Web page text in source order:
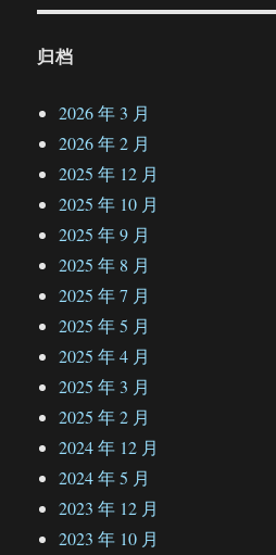
归档
2026 年 3 月
2026 年 2 月
2025 年 12 月
2025 年 10 月
2025 年 9 月
2025 年 8 月
2025 年 7 月
2025 年 5 月
2025 年 4 月
2025 年 3 月
2025 年 2 月
2024 年 12 月
2024 年 5 月
2023 年 12 月
2023 年 10 月